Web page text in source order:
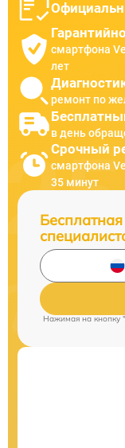
смартфона
лет
ремонт по
в день
Срочный
смартфона
35 минут
Нажимая на кнопку